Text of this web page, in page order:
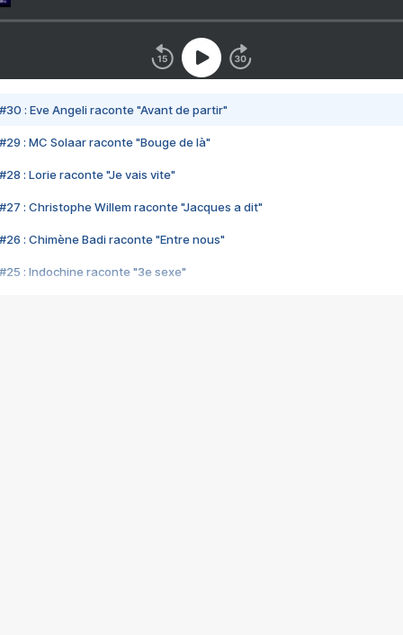
#30 : Eve Angeli raconte "Avant de partir"
#29 : MC Solaar raconte "Bouge de là"
#28 : Lorie raconte "Je vais vite"
#27 : Christophe Willem raconte "Jacques a dit"
#26 : Chimène Badi raconte "Entre nous"
#25 : Indochine raconte "3e sexe"